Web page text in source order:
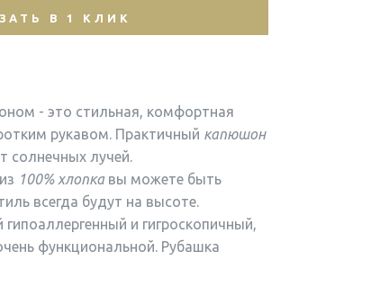
В 1 КЛИК
- это стильная, комфортная
рукавом. Практичный капюшон
солнечных лучей.
100% хлопка вы можете быть
всегда будут на высоте.
и гигроскопичный,
функциональной. Рубашка